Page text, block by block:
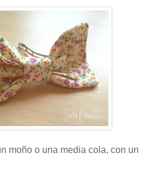
moño o una media cola, con un